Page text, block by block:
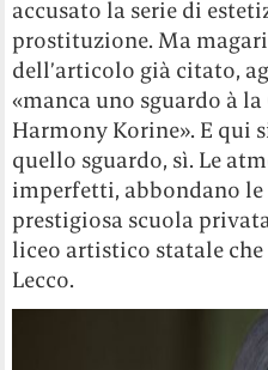
accusato la serie di
prostituzione. Ma
dell’articolo già citato,
«manca uno sguardo à la
Harmony Korine». E qui
quello sguardo, sì. Le
imperfetti, abbondano le
prestigiosa scuola
liceo artistico statale
Lecco.